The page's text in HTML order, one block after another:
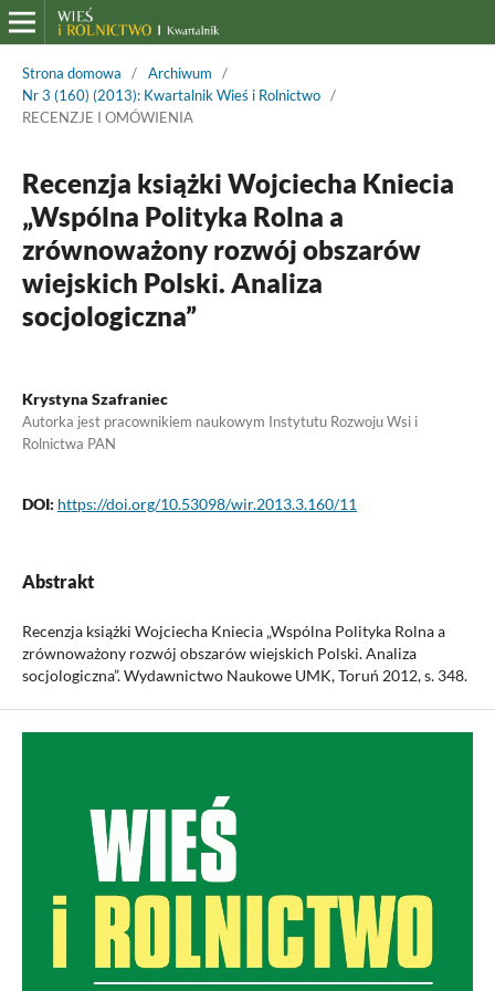
Strona domowa / Archiwum
/
Nr 3 (160) (2013): Kwartalnik Wieś i Rolnictwo /
RECENZJE I OMÓWIENIA
Recenzja książki Wojciecha Kniecia
„Wspólna Polityka Rolna a
zrównoważony rozwój obszarów
wiejskich Polski. Analiza
socjologiczna”
Krystyna Szafraniec
Autorka jest pracownikiem naukowym Instytutu Rozwoju Wsi i
Rolnictwa PAN
DOI: https://doi.org/10.53098/wir.2013.3.160/11
Abstrakt
Recenzja książki Wojciecha Kniecia „Wspólna Polityka Rolna a
zrównoważony rozwój obszarów wiejskich Polski. Analiza
socjologiczna”. Wydawnictwo Naukowe UMK, Toruń 2012, s. 348.